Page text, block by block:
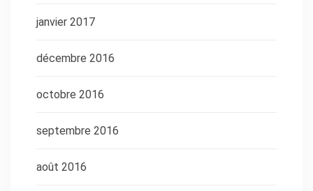
janvier 2017
décembre 2016
octobre 2016
septembre 2016
août 2016